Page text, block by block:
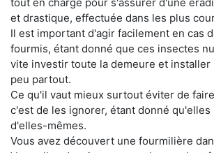
et drastique, effectuée dans les plus
Il est important d'agir facilement en cas
fourmis, étant donné que ces insectes
vite investir toute la demeure et installer
peu partout.
Ce qu'il vaut mieux surtout éviter de
c'est de les ignorer, étant donné qu'elles
d'elles-mêmes.
Vous avez découvert une fourmilière